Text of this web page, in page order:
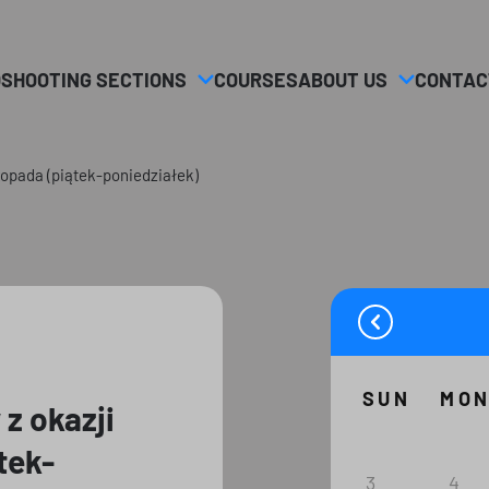
SHOOTING SECTIONS COURSESABOUT US
(piątek-poniedziałek)
z okazji
SUN MON
3
4